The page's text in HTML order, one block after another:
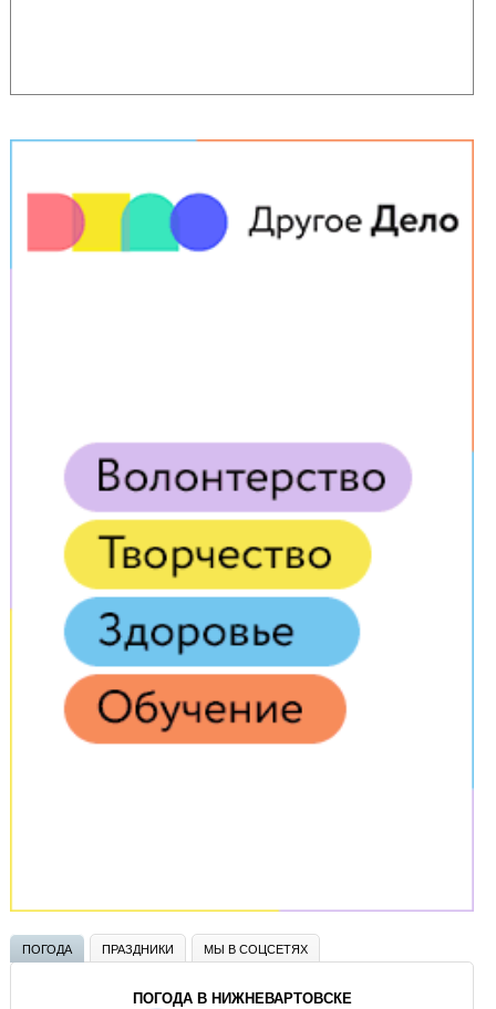
ПОГОДА ПРАЗДНИКИ МЫ В СОЦСЕТЯХ
ПОГОДА В НИЖНЕВАРТОВСКЕ